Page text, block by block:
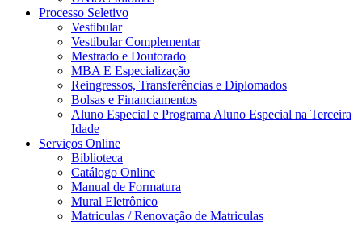
Processo Seletivo
Vestibular
Vestibular Complementar
Mestrado e Doutorado
MBA E Especialização
Reingressos, Transferências e Diplomados
Bolsas e Financiamentos
Aluno Especial e Programa Aluno Especial na Terceira
Idade
Serviços Online
Biblioteca
Catálogo Online
Manual de Formatura
Mural Eletrônico
Matriculas / Renovação de Matriculas